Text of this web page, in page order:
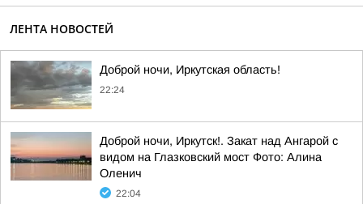
ЛЕНТА НОВОСТЕЙ
Доброй ночи, Иркутская область!
22:24
Доброй ночи, Иркутск!. Закат над Ангарой с
видом на Глазковский мост Фото: Алина
Оленич
22:04